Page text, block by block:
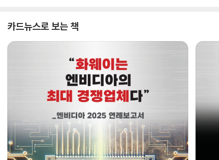
카드뉴스로 보는 책